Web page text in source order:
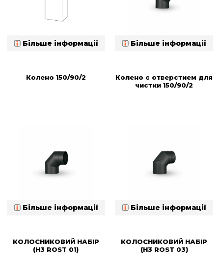
Більше інформації Більше інформації
Колено 150/90/2
Більше інформації
Колено с отверстием для
чистки 150/90/2
Більше інформації
КОЛОСНИКОВИЙ НАБІР
(H3 ROST 01)
КОЛОСНИКОВИЙ НАБІР
(H3 ROST 03)